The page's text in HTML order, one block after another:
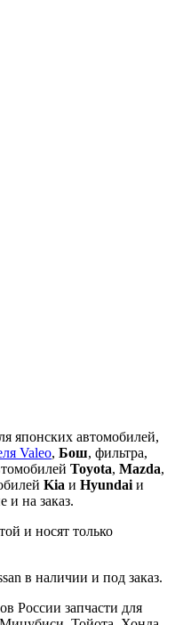
японских автомобилей,
Valeo, Бош, фильтра,
Toyota, Mazda,
Kia и Hyundai и
и на заказ.
и носят только
в наличии и под заказ.
России запчасти для